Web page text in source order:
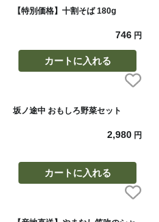
【特別価格】十割そば 180g
746 円
カートに入れる
坂ノ途中 おもしろ野菜セット
2,980 円
カートに入れる